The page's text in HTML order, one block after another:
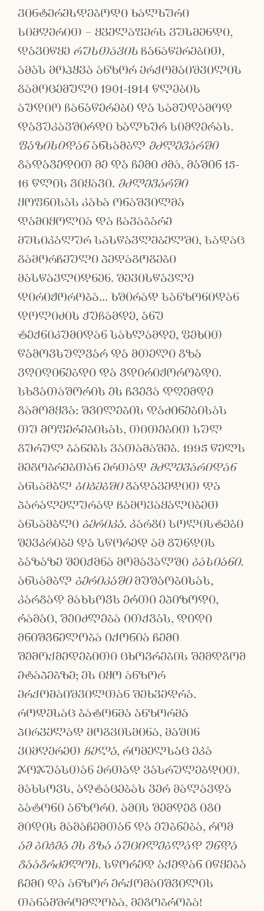
ვინტერესდებოდი ხალხური
სიმღერით – ყველაფერს ვუსმენდი,
დავიწყე რუსთავის ჩანაწერებით,
ამას მოჰყვა ანზორ ერქომაიშვილის
გამოცემული 1901-1914 წლების
აუდიო ჩანაწერები და სამუდამოდ
დავუკავშირდი ხალხურ სიმღერას.
ფაზისიდანანსამბლ მძლევარში
გადავედით მე და ჩემი ძმა, მაშინ 15-
16 წლის ვიყავი. მძლევარში
ყოფნისას კახა ონაშვილმა
დამიყოლია და ჩავაბარე
მუსიკალურ სასწავლებელში, სადაც
გამორჩეული პედაგოგები
მასწავლიდნენ. შევისწავლე
დირიჟორობა... ხშირად სანზონიდან
დოლიძის ქუჩამდე, ანუ
ტექნიკუმიდან სახლამდე, ფეხით
წამოვსულვარ და მთელი გზა
ვღიღინებდი და ვდირიჟორობდი.
სხვათაშორის ეს ჩვევა დღემდე
გამომყვა: შვილების დაძინებისას
თუ მოფერებისას, თითებით სულ
გურულ ბანებს ვათამაშებ. 1995 წელს
მეგობრებთან ერთად მძლევარიდან
ანსამბლ ბიჭებშიგადავედით და
პარალელურად ჩამოვაყალიბეთ
ანსამბლი ბერიკა. კარგი სოლისტები
შევკრიბე და სწორედ ამ გუნდის
ბაზაზე შეიქმნა მომავალში ბასიანი.
ანსამბლ ბერიკაშიმუშაობისას,
კარგად მახსოვს ერთი ეპიზოდი,
რამაც, შეიძლება ითქვას, დიდი
მნიშვნელობა იქონია ჩემი
შემოქმედებითი ცხოვრების შემდგომ
ეტაპებზე; ეს იყო ანზორ
ერქომაიშვილთან შეხვედრა.
როდესაც ბატონმა ანზორმა
პირველად მოგვისმინა, მაშინ
ვიმღერეთ ჩელა, რომელსაც ეკა
ჯოჯუასთან ერთად ვასრულებდით.
მახსოვს, აღტაცებას ვერ მალავდა
ბატონი ანზორი. ამის შემდეგ იგი
მიდის მამაჩემთან და ეუბნება, რომ
ამ ბიჭმა ეს გზა აუცილებლად უნდა
გააგრძელოს. სწორედ აქედან იწყება
ჩემი და ანზორ ერქომაიშვილის
თანამშრომლობა, მეგობრობა!